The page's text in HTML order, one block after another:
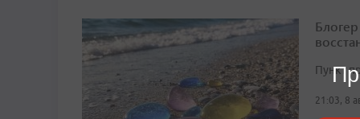
Пункт
21:03, 8